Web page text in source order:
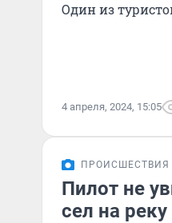
Один из
4 апреля, 2024, 15:05
ПРОИСШЕСТВИЯ
Пилот не
сел на